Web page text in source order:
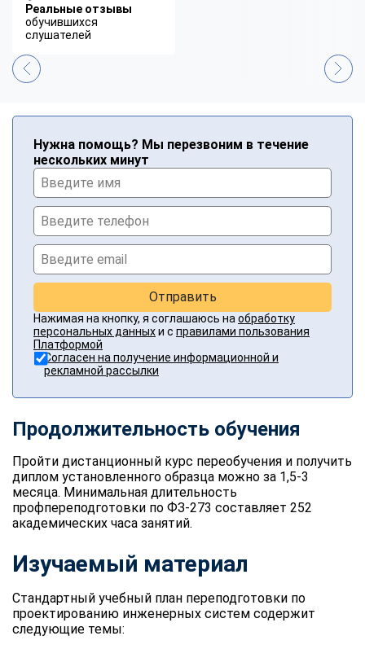
Реальные отзывы
обучившихся
слушателей
Нужна помощь? Мы перезвоним в течение
нескольких минут
Отправить
Нажимая на кнопку, я соглашаюсь на обработку
персональных данныхи с правилами пользования
Платформой
Согласен на получение информационной и
рекламной рассылки
Продолжительность обучения
Пройти дистанционный курс переобучения и получить
диплом установленного образца можно за 1,5-3
месяца. Минимальная длительность
профпереподготовки по ФЗ-273 составляет 252
академических часа занятий.
Изучаемый материал
Стандартный учебный план переподготовки по
проектированию инженерных систем содержит
следующие темы: